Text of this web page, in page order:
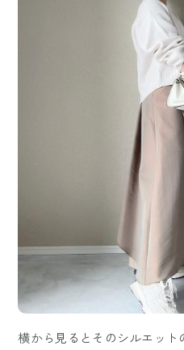
横から見るとそのシルエッ